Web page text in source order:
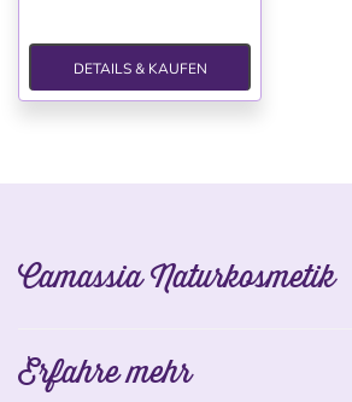
DETAILS & KAUFEN
Camassia Naturkosmetik
Erfahre mehr